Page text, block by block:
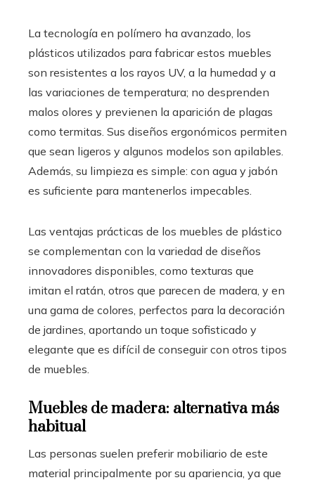
La tecnología en polímero ha avanzado, los
plásticos utilizados para fabricar estos muebles
son resistentes a los rayos UV, a la humedad y a
las variaciones de temperatura; no desprenden
malos olores y previenen la aparición de plagas
como termitas. Sus diseños ergonómicos permiten
que sean ligeros y algunos modelos son apilables.
Además, su limpieza es simple: con agua y jabón
es suficiente para mantenerlos impecables.
Las ventajas prácticas de los muebles de plástico
se complementan con la variedad de diseños
innovadores disponibles, como texturas que
imitan el ratán, otros que parecen de madera, y en
una gama de colores, perfectos para la decoración
de jardines, aportando un toque sofisticado y
elegante que es difícil de conseguir con otros tipos
de muebles.
Muebles de madera: alternativa más
habitual
Las personas suelen preferir mobiliario de este
material principalmente por su apariencia, ya que